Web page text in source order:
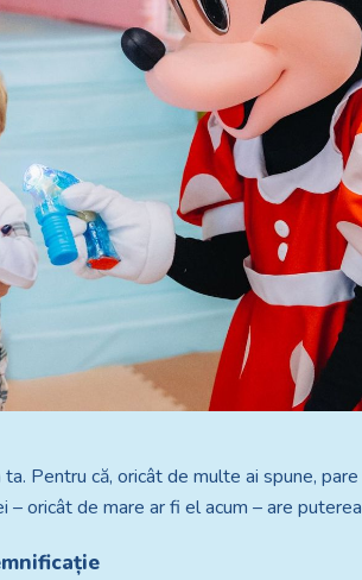
Pentru că, oricât de multe ai spune,
oricât de mare ar fi el acum – are